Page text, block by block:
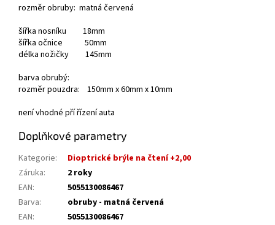
rozměr obruby: matná červená
šířka nosníku 18mm
šířka očnice 50mm
délka nožičky 145mm
barva obrubý:
rozměr pouzdra: 150mm x 60mm x 10mm
není vhodné pří řízení auta
Doplňkové parametry
Kategorie:
Dioptrické brýle na čtení +2,00
Záruka:
2 roky
EAN:
5055130086467
Barva:
obruby - matná červená
EAN:
5055130086467